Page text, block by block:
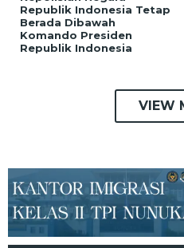
Republik Indonesia Tetap
Berada Dibawah
Komando Presiden
Republik Indonesia
VIEW